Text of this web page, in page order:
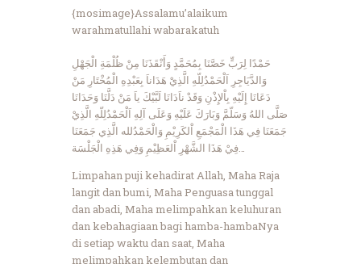
{mosimage}Assalamu’alaikum
warahmatullahi wabarakatuh
حَمْدًا لِرَبٍّ خَصَّنَا بِمُحَمَّدٍ وَأَنْقَذَنَا مِنْ ظُلْمَةِ الْجَهْلِ
وَالدَّيَاجِرِ اَلْحَمْدُلِلّهِ الَّذِيْ هَدَاناَ بِعَبْدِهِ الْمُخْتَارِ مَنْ
دَعَانَا إِلَيْهِ بِاْلإِذْنِ وَقَدْ ناَدَانَا لَبَّيْكَ ياَ مَنْ دَلَّنَا وَحَدَانَا
صَلَّى اللهُ وَسَلّمَّ وَبَارَكَ عَلَيْهِ وَعَلَى آلِهِ اَلْحَمْدُلِلّهِ الَّذِيْ
جَمَعَنَا فِي هَذَا الْمَجْمَعِ اْلكَرِيْمِ وَالْحَمْدُلله الَّذِي جَمَعَنَا
فِيْ هَذَا الشَّهْرِ اْلعَظِيْمِ وَفِي هَذِهِ الْجَلْسَة…
Limpahan puji kehadirat Allah, Maha Raja
langit dan bumi, Maha Penguasa tunggal
dan abadi, Maha melimpahkan keluhuran
dan kebahagiaan bagi hamba-hambaNya
di setiap waktu dan saat, Maha
melimpahkan kelembutan dan